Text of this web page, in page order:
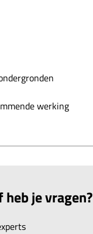
werking
je vragen?